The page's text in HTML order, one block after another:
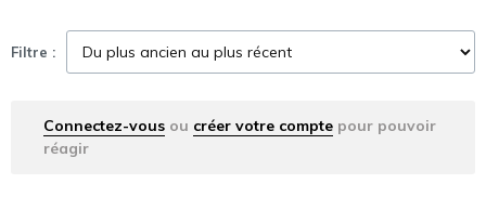
Filtre :
Connectez-vous ou créer votre compte pour pouvoir
réagir